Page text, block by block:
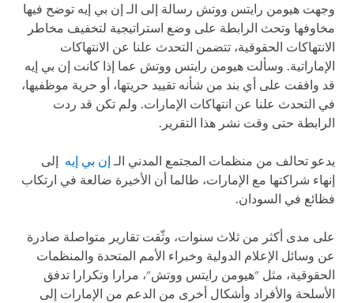
وجهت هيومن رايتس ووتش رسالة إلى الـ إن بي إيه توضح فيها
مخاوفها وتحث الرابطة على وضع استراتيجية لتخفيف مخاطر
الانتهاكات الحقوقية، تتضمن التحدث علنا عن الانتهاكات
الإماراتية. وسألت هيومن رايتس ووتش عما إذا كانت إن بي إيه
قد وافقت على أي بند من شأنه تقييد حريتها، أو حرية موظفيها،
في التحدث علنا عن انتهاكات الإمارات. ولم تكن قد ردت
الرابطة حتى وقت نشر هذا التقرير.
يدعو تحالف من منظمات المجتمع المدني الـ إن بي إيه
إلى
إنهاء شراكتها مع الإمارات، طالما أن الأخيرة ضالعة في ارتكاب
فظائع في السودان.
على مدى أكثر من ثلاث سنوات، وثّقت تقارير متواصلة صادرة
عن وسائل الإعلام الدولية وخبراء الأمم المتحدة والمنظمات
الحقوقية، مثل "هيومن رايتس ووتش"، مرارا وتكرارا تدفق
الأسلحة والأفراد وأشكال أخرى من الدعم من الإمارات إلى